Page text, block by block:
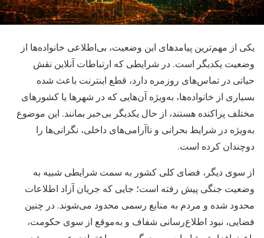
یکی از مهم‌ترین پیامدهای این وضعیت، بی‌اطلاعی خانواده‌ها از
وضعیت یکدیگر است. در شرایطی که ارتباطات آنلاین نقش
حیاتی در تماس‌های روزمره دارد، قطع اینترنت باعث شده
بسیاری از خانواده‌ها، به‌ویژه آن‌هایی که در شهرها یا کشورهای
مختلف پراکنده هستند، از حال یکدیگر بی‌خبر بمانند. این موضوع
به‌ویژه در شرایط بحرانی و ناآرامی‌های داخلی، نگرانی‌ها را
دوچندان کرده است.
از سوی دیگر، فضای کلی کشور به سمت شرایطی شبیه به
وضعیت جنگی پیش رفته است؛ جایی که جریان آزاد اطلاعات
محدود شده و مردم به منابع رسمی محدود می‌شوند. در چنین
فضایی، نبود اطلاع‌رسانی شفاف و به‌موقع از سوی حکومت،